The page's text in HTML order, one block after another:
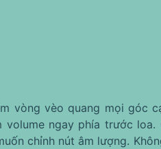
vòng vèo quang mọi góc
ngay phía trước loa.
chỉnh nút âm lượng.